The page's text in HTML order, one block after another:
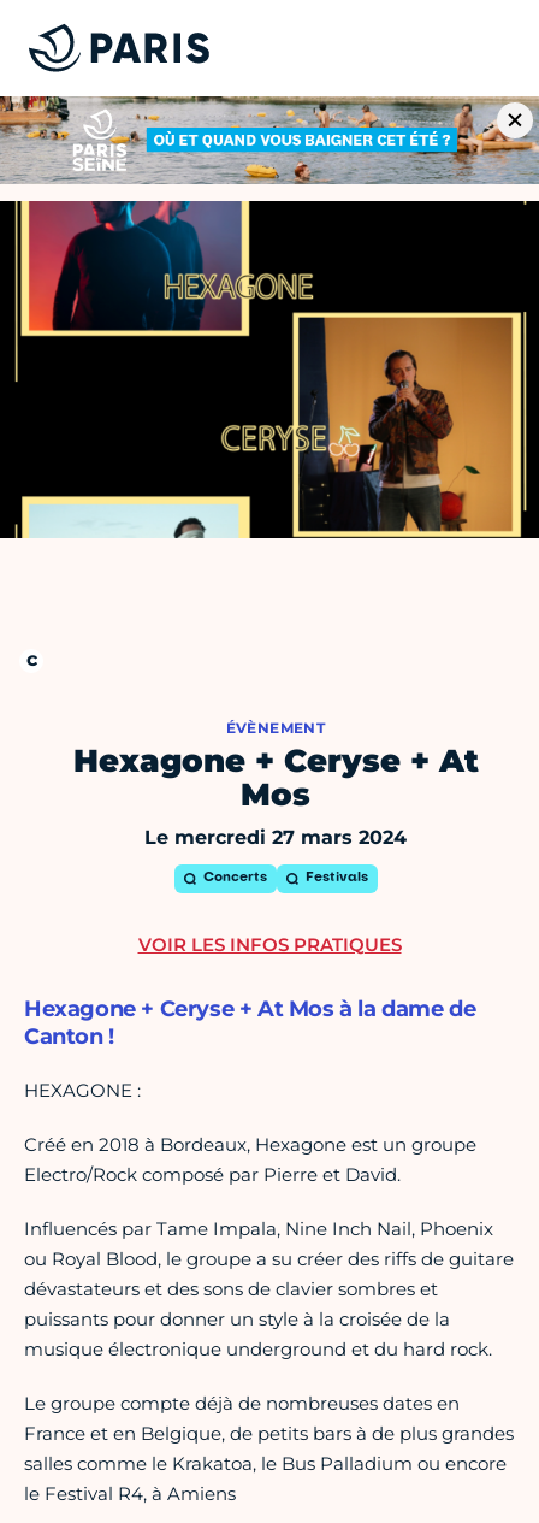
ÉVÈNEMENT
Hexagone + Ceryse + At
Mos
Le mercredi 27 mars 2024
Concerts Festivals
Hexagone + Ceryse + At Mos à la dame de
Canton !
HEXAGONE :
Créé en 2018 à Bordeaux, Hexagone est un groupe
Electro/Rock composé par Pierre et David.
Influencés par Tame Impala, Nine Inch Nail, Phoenix
ou Royal Blood, le groupe a su créer des riffs de guitare
dévastateurs et des sons de clavier sombres et
puissants pour donner un style à la croisée de la
musique électronique underground et du hard rock.
Le groupe compte déjà de nombreuses dates en
France et en Belgique, de petits bars à de plus grandes
salles comme le Krakatoa, le Bus Palladium ou encore
le Festival R4, à Amiens
VOIR LES INFOS PRATIQUES